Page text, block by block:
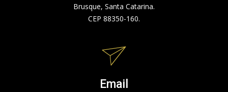
Brusque, Santa Catarina.
CEP 88350-160.
Email